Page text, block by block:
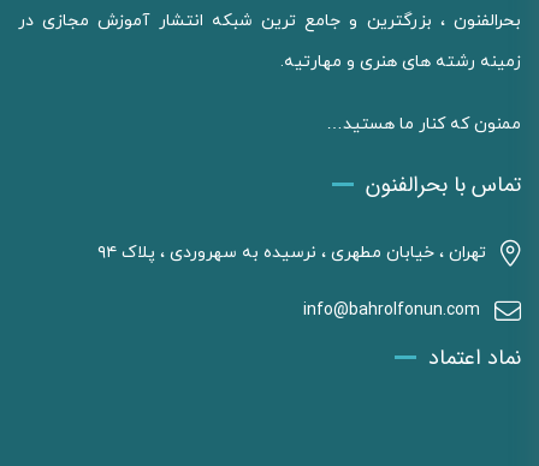
بحرالفنون ، بزرگترین و جامع ترین شبکه انتشار آموزش مجازی در
زمینه رشته های هنری و مهارتیه.
ممنون که کنار ما هستید…
تماس با بحرالفنون
تهران ، خیابان مطهری ، نرسیده به سهروردی ، پلاک ۹۴
info@bahrolfonun.com
نماد اعتماد